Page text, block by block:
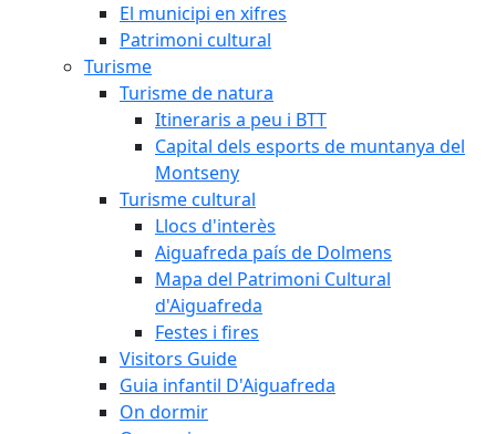
El municipi en xifres
Patrimoni cultural
Turisme
Turisme de natura
Itineraris a peu i BTT
Capital dels esports de muntanya del
Montseny
Turisme cultural
Llocs d'interès
Aiguafreda país de Dolmens
Mapa del Patrimoni Cultural
d'Aiguafreda
Festes i fires
Visitors Guide
Guia infantil D'Aiguafreda
On dormir